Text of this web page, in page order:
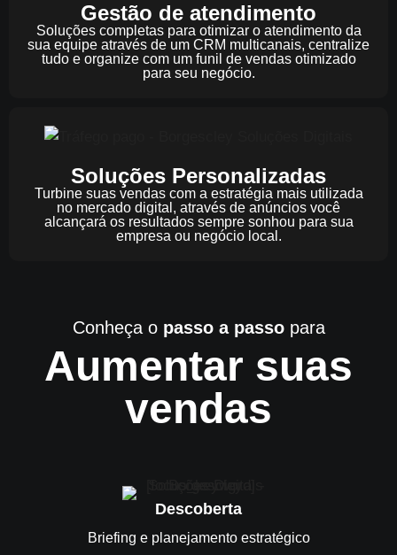
Gestão de atendimento
Soluções completas para otimizar o atendimento da
sua equipe através de um CRM multicanais, centralize
tudo e organize com um funil de vendas otimizado
para seu negócio.
Soluções Personalizadas
Turbine suas vendas com a estratégia mais utilizada
no mercado digital, através de anúncios você
alcançará os resultados sempre sonhou para sua
empresa ou negócio local.
Conheça o passo a passopara
Aumentar suas
vendas
Descoberta
Briefing e planejamento estratégico